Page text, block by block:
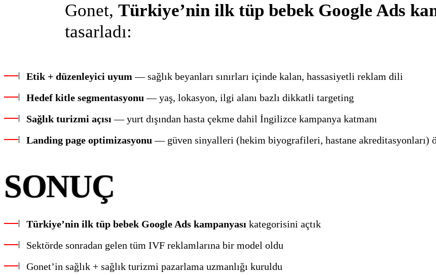
Gonet, Türkiye’nin ilk tüp bebek Google Ads
tasarladı:
Etik + düzenleyici uyum — sağlık beyanları sınırları içinde kalan, hassasiyetli reklam dili
Hedef kitle segmentasyonu — yaş, lokasyon, ilgi alanı bazlı dikkatli targeting
Sağlık turizmi açısı — yurt dışından hasta çekme dahil İngilizce kampanya katmanı
Landing page optimizasyonu — güven sinyalleri (hekim biyografileri, hastane akreditasyonları)
SONUÇ
Türkiye’nin ilk tüp bebek Google Ads kampanyası kategorisini açtık
Sektörde sonradan gelen tüm IVF reklamlarına bir model oldu
Gonet’in sağlık + sağlık turizmi pazarlama uzmanlığı kuruldu